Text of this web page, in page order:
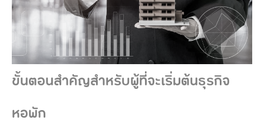
ขั้นตอนสำคัญสำหรับผู้ที่จะเริ่มต้นธุรกิจ
หอพัก